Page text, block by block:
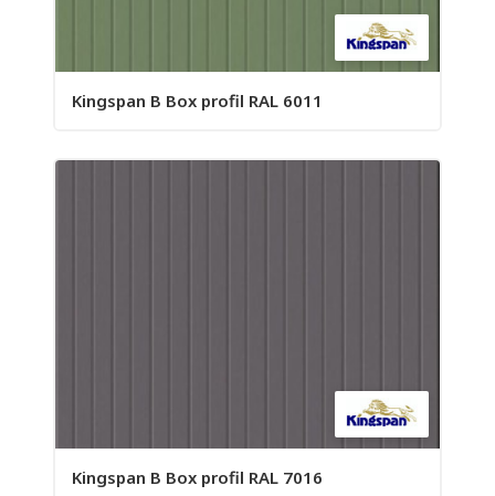
Kingspan B Box profil RAL 6011
Kingspan B Box profil RAL 7016